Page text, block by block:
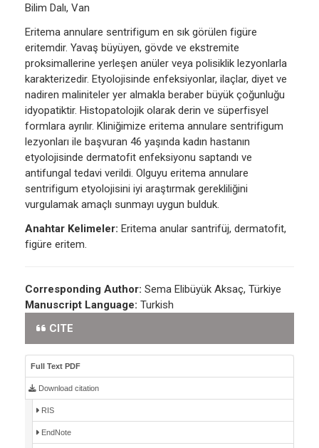
Bilim Dalı, Van
Eritema annulare sentrifigum en sık görülen figüre
eritemdir. Yavaş büyüyen, gövde ve ekstremite
proksimallerine yerleşen anüler veya polisiklik lezyonlarla
karakterizedir. Etyolojisinde enfeksiyonlar, ilaçlar, diyet ve
nadiren maliniteler yer almakla beraber büyük çoğunluğu
idyopatiktir. Histopatolojik olarak derin ve süperfisyel
formlara ayrılır. Kliniğimize eritema annulare sentrifigum
lezyonları ile başvuran 46 yaşında kadın hastanın
etyolojisinde dermatofit enfeksiyonu saptandı ve
antifungal tedavi verildi. Olguyu eritema annulare
sentrifigum etyolojisini iyi araştırmak gerekliliğini
vurgulamak amaçlı sunmayı uygun bulduk.
Anahtar Kelimeler: Eritema anular santrifüj, dermatofit,
figüre eritem.
Corresponding Author: Sema Elibüyük Aksaç, Türkiye
Manuscript Language: Turkish
CITE
Full Text PDF
Download citation
RIS
EndNote